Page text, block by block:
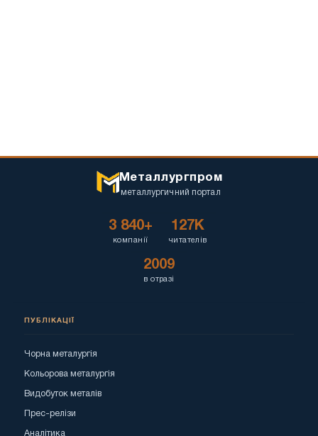
Металлургпром
металлургичний портал
3 840+
компанії
127K
читателів
2009
в отразі
ПУБЛІКАЦІЇ
Чорна металургія
Кольорова металургія
Видобуток металів
Прес-релізи
Аналітика